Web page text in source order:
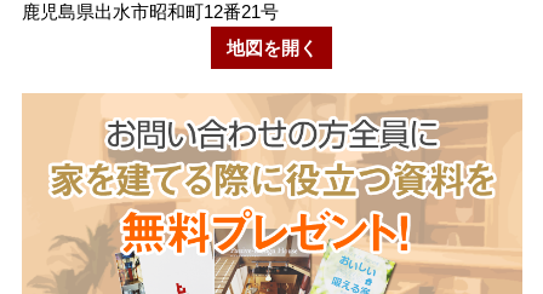
鹿児島県出水市昭和町12番21号
地図を開く